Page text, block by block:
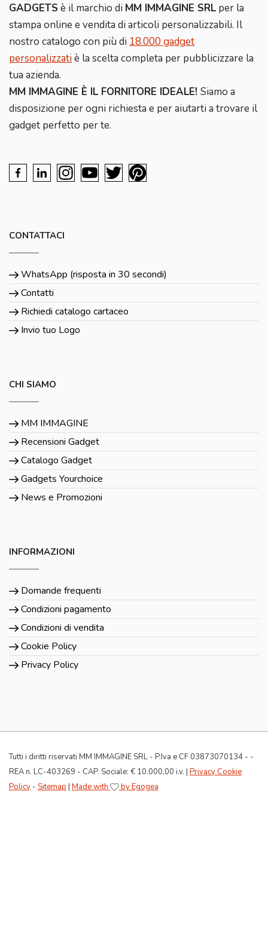
GADGETS è il marchio di MM IMMAGINE SRL per la
stampa online e vendita di articoli personalizzabili. Il
nostro catalogo con più di 18.000 gadget
personalizzatiè la scelta completa per pubblicizzare la
tua azienda.
MM IMMAGINE È IL FORNITORE IDEALE! Siamo a
disposizione per ogni richiesta e per aiutarti a trovare il
gadget perfetto per te.
CONTATTACI
WhatsApp (risposta in 30 secondi)
Contatti
Richiedi catalogo cartaceo
Invio tuo Logo
CHI SIAMO
MM IMMAGINE
Recensioni Gadget
Catalogo Gadget
Gadgets Yourchoice
News e Promozioni
INFORMAZIONI
Domande frequenti
Condizioni pagamento
Condizioni di vendita
Cookie Policy
Privacy Policy
Tutti i diritti riservati MM IMMAGINE SRL - P.Iva e CF 03873070134 - -
REA n. LC-403269 - CAP. Sociale: € 10.000,00 i.v. | Privacy Cookie
Policy - Sitemap | Made with by Egogea